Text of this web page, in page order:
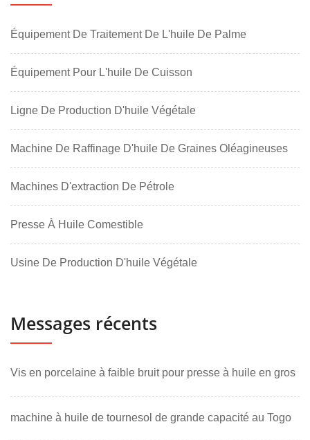
Équipement De Traitement De L'huile De Palme
Équipement Pour L'huile De Cuisson
Ligne De Production D'huile Végétale
Machine De Raffinage D'huile De Graines Oléagineuses
Machines D'extraction De Pétrole
Presse À Huile Comestible
Usine De Production D'huile Végétale
Messages récents
Vis en porcelaine à faible bruit pour presse à huile en gros
machine à huile de tournesol de grande capacité au Togo